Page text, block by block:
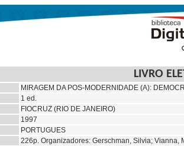
LIVRO
MIRAGEM DA POS-MODERNIDADE (A):
1 ed.
FIOCRUZ (RIO DE JANEIRO)
1997
PORTUGUES
226p. Organizadores: Gerschman, Silvia; Vianna,